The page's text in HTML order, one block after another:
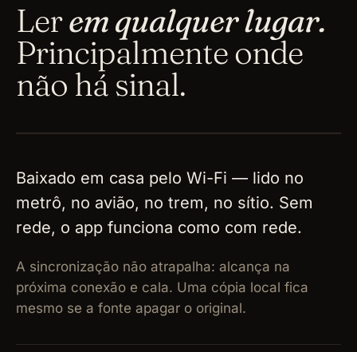
Lerem qualquer lugar.
Principalmente onde
não há sinal.
calmo
Baixado em casa pelo Wi-Fi — lido no
metrô, no avião, no trem, no sítio. Sem
rede, o app funciona como com rede.
A sincronização não atrapalha: alcança na
próxima conexão e cala. Uma cópia local fica
mesmo se a fonte apagar o original.